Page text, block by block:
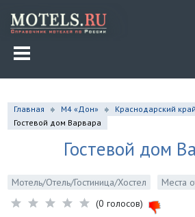
Главная М4 «Дон» Краснодарский край
Гостевой дом Варвара
Гостевой дом
Мотель/Отель/Гостиница/Хостел
Места
(0 голосов)